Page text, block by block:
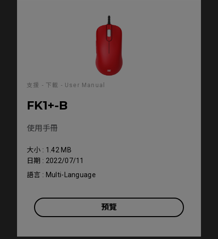
支援 - 下載 - User Manual
FK1+-B
使用手冊
大小 : 1.42 MB
日期 : 2022/07/11
語言 : Multi-Language
預覽